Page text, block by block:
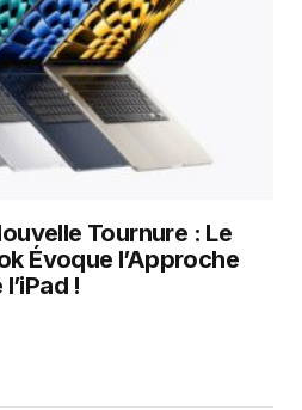
Tournure : Le
Évoque l’Approche
!